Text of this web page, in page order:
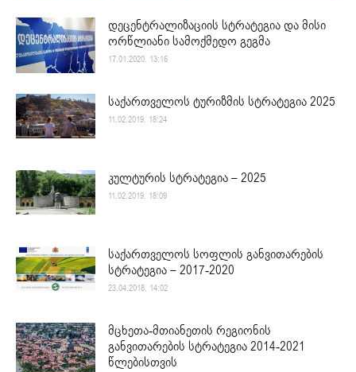
დეცენტრალიზაციის სტრატეგია და მისი
ორწლიანი სამოქმედო გეგმა
17.01.2020. 13:16
საქართველოს ტურიზმის სტრატეგია 2025
11.02.2019. 18:24
კულტურის სტრატეგია – 2025
11.02.2019. 18:09
საქართველოს სოფლის განვითარების
სტრატეგია – 2017-2020
23.04.2018. 14:02
მცხეთა-მთიანეთის რეგიონის
განვითარების სტრატეგია 2014-2021
წლებისთვის